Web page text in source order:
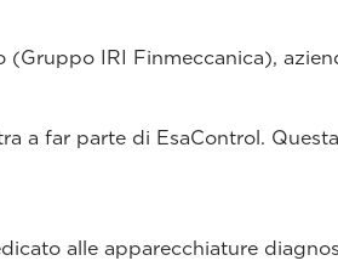
(Gruppo IRI Finmeccanica),
a far parte di EsaControl.
alle apparecchiature